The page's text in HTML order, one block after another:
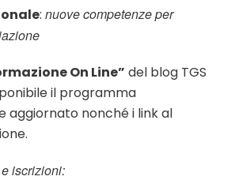
: nuove competenze per
On Line” del blog TGS
il programma
aggiornato nonché i link al
iscrizioni: